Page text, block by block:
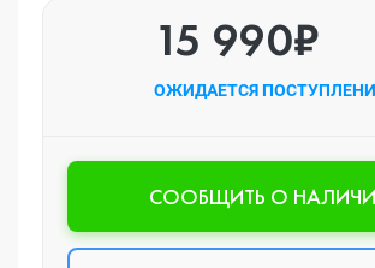
15 990₽
ОЖИДАЕТСЯ
CООБЩИТЬ О